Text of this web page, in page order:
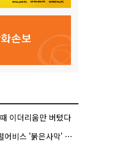
이더리움만 버텼다
붉은사막' 최고 게임상